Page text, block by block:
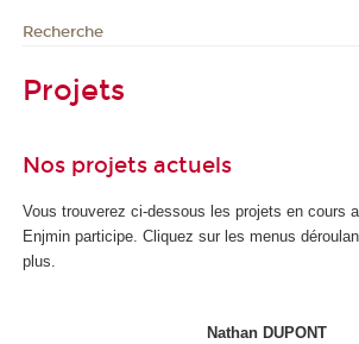
Recherche
Projets
Nos projets actuels
Vous trouverez ci-dessous les projets en cours
Enjmin participe. Cliquez sur les menus
plus.
Nathan DUPONT